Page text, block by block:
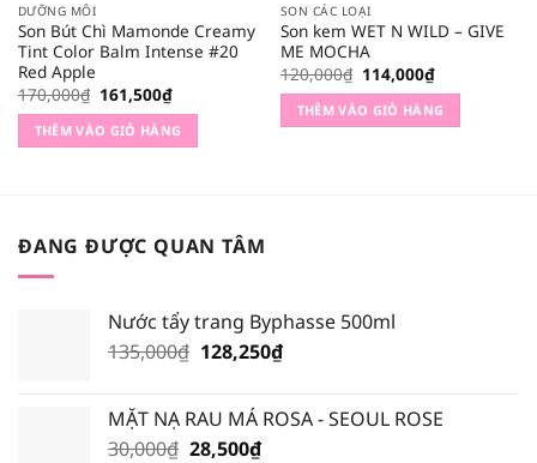
DƯỠNG MÔI
Son Bút Chì Mamonde Creamy
Tint Color Balm Intense #20
Red Apple
170,000₫ Giá
gốc
là:
170,000₫.
161,500₫Giá
hiện
tại
là:
161,500₫.
THÊM VÀO GIỎ HÀNG
SON CÁC LOẠI
Son kem WET N WILD – GIVE
ME MOCHA
120,000₫ Giá
gốc
là:
120,000₫.
114,000₫Giá
hiện
tại
là:
114,000₫.
THÊM VÀO GIỎ HÀNG
ĐANG ĐƯỢC QUAN TÂM
Nước tẩy trang Byphasse 500ml
135,000₫ Giá
135,000₫.
128,250₫Giá
là:
MẶT NẠ RAU MÁ ROSA - SEOUL ROSE
30,000₫ Giá
28,500₫Giá